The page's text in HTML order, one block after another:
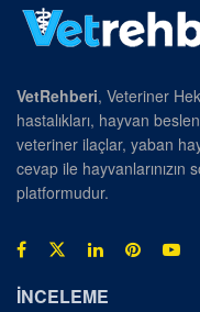
VetRehberi, Veteriner
hastalıkları, hayvan
veteriner ilaçlar, yaban
cevap ile hayvanlarınızın
platformudur.
İNCELEME